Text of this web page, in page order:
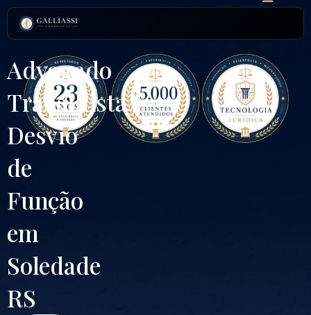
para
conteúdo
Advogado
Trabalhista
Desvio
de
Função
em
Soledade
RS